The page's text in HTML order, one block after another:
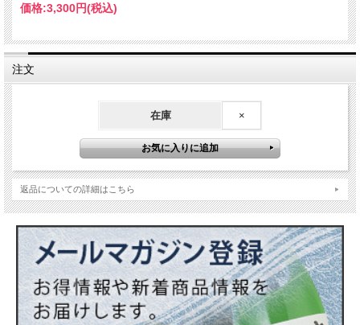
アミノ酸度…-
価格:3,300円(税込)
注文
在庫 ×
返品についての詳細はこちら